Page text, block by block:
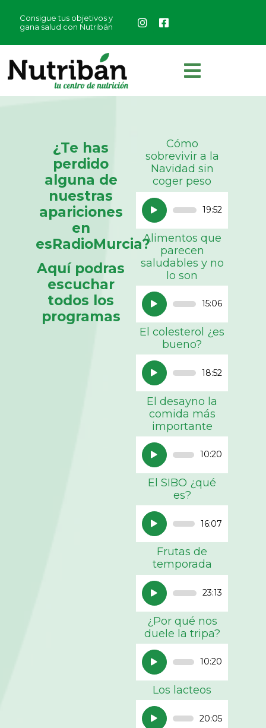
Consigue tus objetivos y
gana salud con Nutribán
¿Te has
perdido
alguna de
nuestras
apariciones
en
esRadioMurcia?
Aquí podras
escuchar
todos los
programas
Cómo
sobrevivir a la
Navidad sin
coger peso
Reproductor
de
audio
19:52
Alimentos que
parecen
saludables y no
lo son
Reproductor
de
audio
15:06
El colesterol ¿es
bueno?
Reproductor
de
audio
18:52
El desayno la
comida más
importante
Reproductor
de
audio
10:20
El SIBO ¿qué
es?
Reproductor
de
audio
16:07
Frutas de
temporada
Reproductor
de
audio
23:13
¿Por qué nos
duele la tripa?
Reproductor
de
audio
10:20
Los lacteos
Reproductor
de
20:05